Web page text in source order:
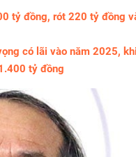
tỷ đồng, rót 220 tỷ đồng
có lãi vào năm 2025,
tỷ đồng